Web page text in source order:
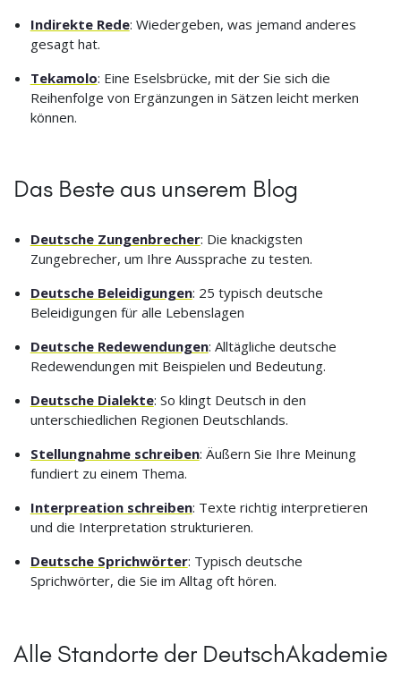
Indirekte Rede: Wiedergeben, was jemand anderes
gesagt hat.
Tekamolo: Eine Eselsbrücke, mit der Sie sich die
Reihenfolge von Ergänzungen in Sätzen leicht merken
können.
Das Beste aus unserem Blog
Deutsche Zungenbrecher: Die knackigsten
Zungebrecher, um Ihre Aussprache zu testen.
Deutsche Beleidigungen: 25 typisch deutsche
Beleidigungen für alle Lebenslagen
Deutsche Redewendungen: Alltägliche deutsche
Redewendungen mit Beispielen und Bedeutung.
Deutsche Dialekte: So klingt Deutsch in den
unterschiedlichen Regionen Deutschlands.
Stellungnahme schreiben: Äußern Sie Ihre Meinung
fundiert zu einem Thema.
Interpreation schreiben: Texte richtig interpretieren
und die Interpretation strukturieren.
Deutsche Sprichwörter: Typisch deutsche
Sprichwörter, die Sie im Alltag oft hören.
Alle Standorte der DeutschAkademie